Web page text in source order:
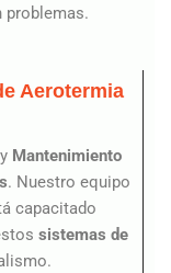
problemas.
Aerotermia
y Mantenimiento
. Nuestro equipo
capacitado
sistemas de